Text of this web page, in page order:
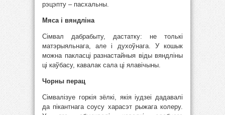
рэцэпту – пасхальны.
Мяса і вяндліна
Сімвал дабрабыту, дастатку: не толькі
матэрыяльнага, але і духоўнага. У кошык
можна пакласці разнастайныя віды вяндліны
ці каўбасу, кавалак сала ці ялавічыны.
Чорны перац
Сімвалізуе горкія зёлкі, якія іудзеі дадавалі
да пікантнага соусу харасэт рыжага колеру.